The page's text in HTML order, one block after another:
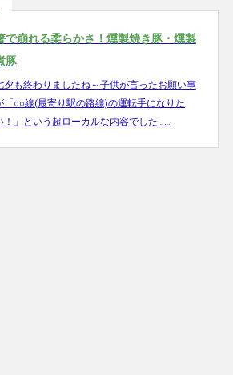
で崩れる柔らかさ！燻製焼き豚・燻製
豚
夕も終わりましたね～子供が言ったお願い事
「○○線(最寄り駅の路線)の運転手になりた
！」という超ローカルな内容でした……